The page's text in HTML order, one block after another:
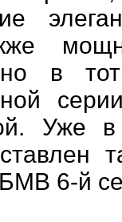
в
Уже
БМВ 6-й